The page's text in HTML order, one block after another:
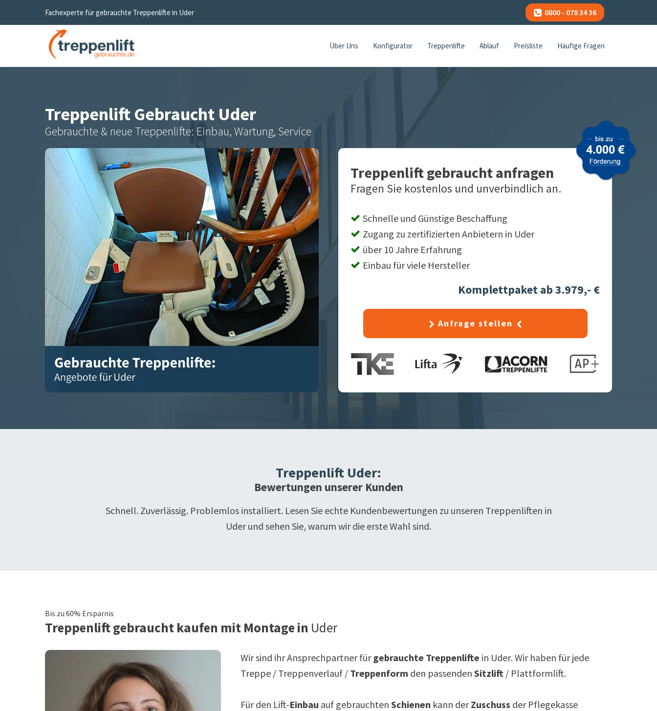
Fachexperte für gebrauchte Treppenlifte in Uder 0800 - 078 34 36
Über Uns Konfigurator Treppenlifte Ablauf Preisliste Häufige Fragen
Treppenlift Gebraucht Uder
Gebrauchte & neue Treppenlifte: Einbau, Wartung, Service
Treppenlift gebraucht anfragen
Fragen Sie kostenlos und unverbindlich an.
Schnelle und Günstige Beschaffung
Zugang zu zertifizierten Anbietern in Uder
über 10 Jahre Erfahrung
Einbau für viele Hersteller
Komplettpaket ab 3.979,- €
Anfrage stellen
Treppenlift Uder:
Bewertungen unserer Kunden
Schnell. Zuverlässig. Problemlos installiert. Lesen Sie echte Kundenbewertungen zu unseren Treppenliften in
Uderund sehen Sie, warum wir die erste Wahl sind.
Bis zu 60% Ersparnis
Treppenliftgebraucht kaufen mit Montage in Uder
Wir sind ihr Ansprechpartner fürgebrauchte Treppenlifte in Uder. Wir haben für jede
Treppe / Treppenverlauf / Treppenform den passenden Sitzlift / Plattformlift.
Für den Lift-Einbau auf gebrauchten Schienen kann derZuschuss der Pflegekasse